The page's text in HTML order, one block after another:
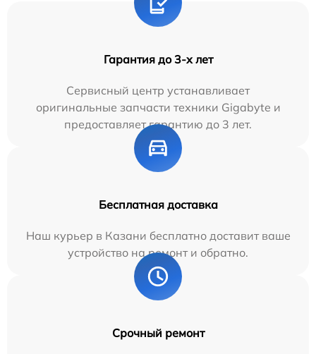
Гарантия до 3-х лет
Сервисный центр устанавливает
оригинальные запчасти техники Gigabyte и
предоставляет гарантию до 3 лет.
Бесплатная доставка
Наш курьер в Казани бесплатно доставит ваше
устройство на ремонт и обратно.
Срочный ремонт